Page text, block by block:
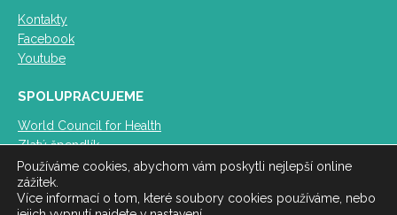
Kontakty
Facebook
Youtube
SPOLUPRACUJEME
World Council for Health
Zlatý špendlík
SMIS
PODPORUJEME
Používáme cookies, abychom vám poskytli nejlepší online
zážitek.
Více informací o tom, které soubory cookies používáme, nebo